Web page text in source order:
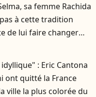
sa femme Rachida
à cette tradition
de lui faire changer
: Eric Cantona
ont quitté la France
ville la plus colorée du